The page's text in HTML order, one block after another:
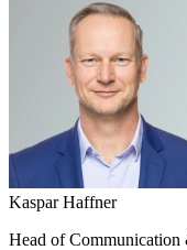
Kaspar Haffner
Head of